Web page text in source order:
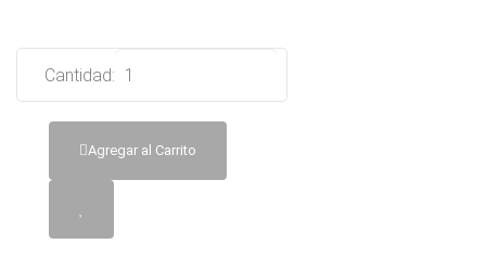
Cantidad:
Agregar al Carrito